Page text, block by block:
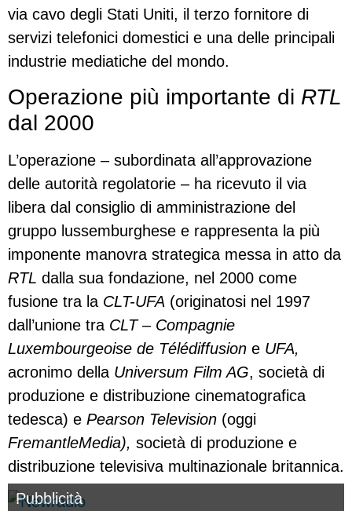
via cavo degli Stati Uniti, il terzo fornitore di
servizi telefonici domestici e una delle principali
industrie mediatiche del mondo.
Operazione più importante di RTL
dal 2000
L’operazione – subordinata all’approvazione
delle autorità regolatorie – ha ricevuto il via
libera dal consiglio di amministrazione del
gruppo lussemburghese e rappresenta la più
imponente manovra strategica messa in atto da
RTL dalla sua fondazione, nel 2000 come
fusione tra la CLT-UFA (originatosi nel 1997
dall’unione tra CLT– Compagnie
Luxembourgeoise de Télédiffusion e UFA,
acronimo della Universum Film AG, società di
produzione e distribuzione cinematografica
tedesca) e Pearson Television (oggi
FremantleMedia), società di produzione e
distribuzione televisiva multinazionale britannica.
Pubblicità